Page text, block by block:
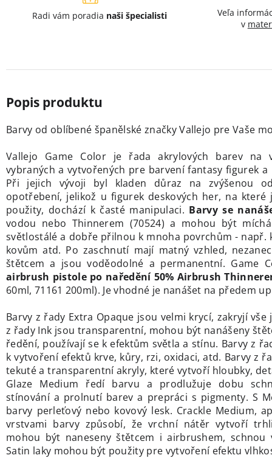
Radi vám poradia naši špecialisti
Veľa
v
Barvy od oblíbené španělské značky Vallejo pre Vaše
Vallejo Game Color je řada akrylových barev na
vybraných a vytvořených pre barvení fantasy figurek
Při jejich vývoji byl kladen důraz na zvýšenou
opotřebení, jelikož u figurek deskových her, na
použity, dochází k časté manipulaci. Barvy se
vodou nebo Thinnerem (70524) a mohou být
světlostálé a dobře přilnou k mnoha povrchům - např.
kovům atd. Po zaschnutí mají matný vzhled,
štětcem a jsou voděodolné a permanentní. Game
airbrush pistole po naředění 50% Airbrush
60ml, 71161 200ml). Je vhodné je nanášet na předem
Barvy z řady Extra Opaque jsou velmi krycí, zakryjí
z řady Ink jsou transparentní, mohou být nanášeny
ředění, používají se k efektům světla a stínu. Barvy z
k vytvoření efektů krve, kůry, rzi, oxidaci, atd. Barvy z
tekuté a transparentní akryly, které vytvoří hloubky,
Glaze Medium ředí barvu a prodlužuje dobu
stínování a prolnutí barev a prepráci s pigmenty. S
barvy perleťový nebo kovový lesk. Crackle Medium,
vrstvami barvy způsobí, že vrchní nátěr vytvoří
mohou být naneseny štětcem i airbrushem, schnou
Satin laky mohou být použity pre vytvoření efektu